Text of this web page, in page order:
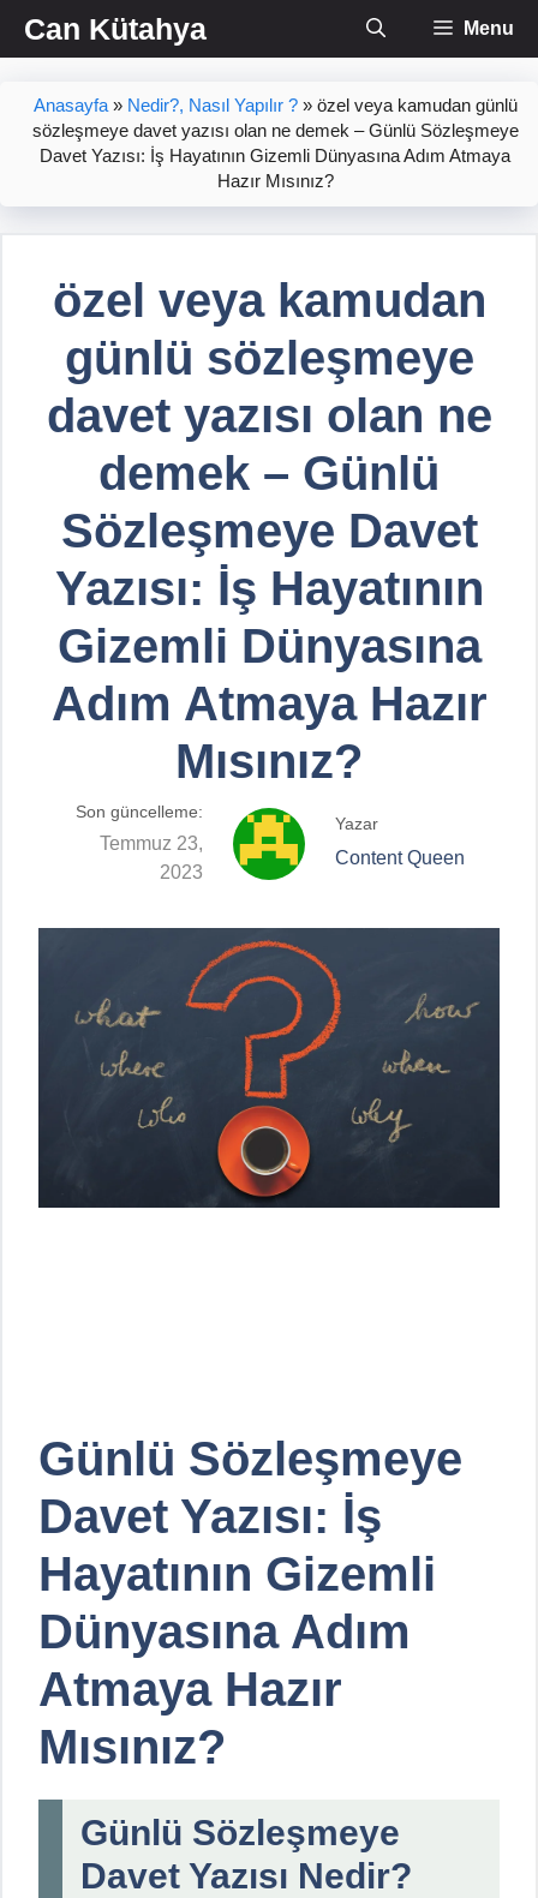
İçeriğe
atlaCan Kütahya Menu
Anasayfa» Nedir?, Nasıl Yapılır ?» özel veya kamudan günlü
sözleşmeye davet yazısı olan ne demek – Günlü Sözleşmeye
Davet Yazısı: İş Hayatının Gizemli Dünyasına Adım Atmaya
Hazır Mısınız?
özel veya kamudan
günlü sözleşmeye
davet yazısı olan ne
demek – Günlü
Sözleşmeye Davet
Yazısı: İş Hayatının
Gizemli Dünyasına
Adım Atmaya Hazır
Mısınız?
Son güncelleme:
Temmuz 23,
2023
Yazar
Content Queen
Günlü Sözleşmeye
Davet Yazısı: İş
Hayatının Gizemli
Dünyasına Adım
Atmaya Hazır
Mısınız?
Günlü Sözleşmeye
Davet Yazısı Nedir?